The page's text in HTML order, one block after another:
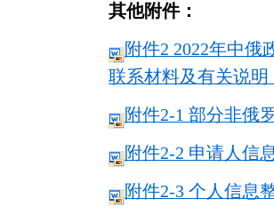
其他附件：
附件2 2022年中俄
联系材料及有关说明
附件2-1 部分非俄
附件2-2 申请人信
附件2-3 个人信息